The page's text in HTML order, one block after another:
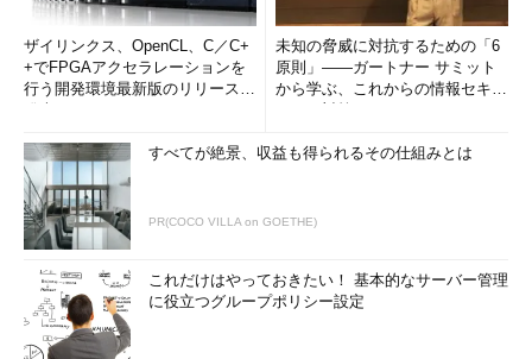
ザイリンクス、OpenCL、C／C+
+でFPGAアクセラレーションを
行う開発環境最新版のリリースを
未知の脅威に対抗するための「6
原則」――ガートナー サミット
から学ぶ、これからの情報セキュ
すべてが絶景、収益も得られるその仕組みとは
PR(COCO VILLA on GOETHE)
これだけはやっておきたい！ 基本的なサーバー管理
に役立つグループポリシー設定